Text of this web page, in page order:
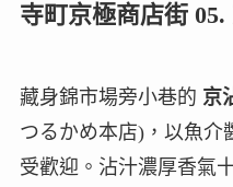
寺町京極商店街
藏身錦市場旁小巷的 京
つるかめ本店)，以魚介
受歡迎。沾汁濃厚香氣